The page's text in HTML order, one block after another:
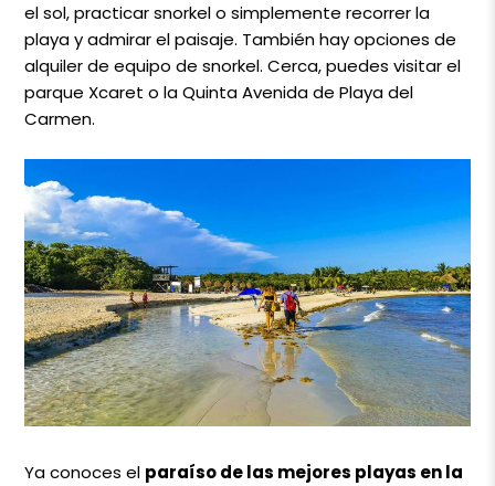
el sol, practicar snorkel o simplemente recorrer la
playa y admirar el paisaje. También hay opciones de
alquiler de equipo de snorkel. Cerca, puedes visitar el
parque Xcaret o la Quinta Avenida de Playa del
Carmen.
Ya conoces el paraíso de las mejores playas en la